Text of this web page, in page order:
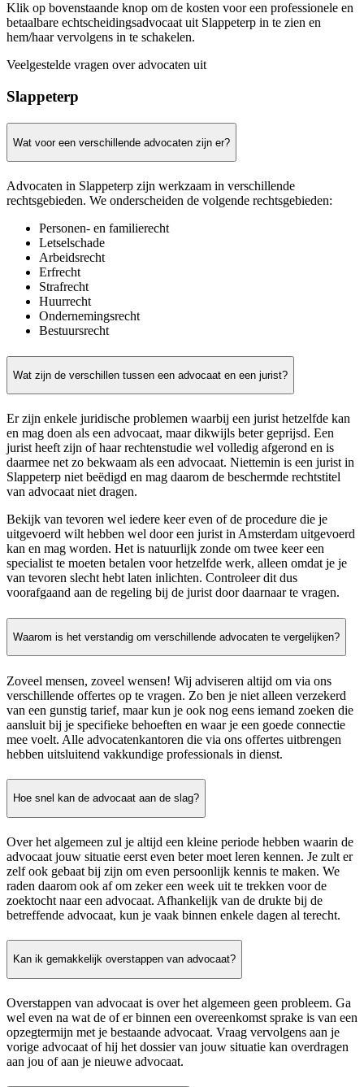
Klik op bovenstaande knop om de kosten voor een professionele en
betaalbare echtscheidingsadvocaat uit Slappeterp in te zien en
hem/haar vervolgens in te schakelen.
Veelgestelde vragen over advocaten uit
Slappeterp
Wat voor een verschillende advocaten zijn er?
Advocaten in Slappeterp zijn werkzaam in verschillende
rechtsgebieden. We onderscheiden de volgende rechtsgebieden:
Personen- en familierecht
Letselschade
Arbeidsrecht
Erfrecht
Strafrecht
Huurrecht
Ondernemingsrecht
Bestuursrecht
Wat zijn de verschillen tussen een advocaat en een jurist?
Er zijn enkele juridische problemen waarbij een jurist hetzelfde kan
en mag doen als een advocaat, maar dikwijls beter geprijsd. Een
jurist heeft zijn of haar rechtenstudie wel volledig afgerond en is
daarmee net zo bekwaam als een advocaat. Niettemin is een jurist in
Slappeterp niet beëdigd en mag daarom de beschermde rechtstitel
van advocaat niet dragen.
Bekijk van tevoren wel iedere keer even of de procedure die je
uitgevoerd wilt hebben wel door een jurist in Amsterdam uitgevoerd
kan en mag worden. Het is natuurlijk zonde om twee keer een
specialist te moeten betalen voor hetzelfde werk, alleen omdat je je
van tevoren slecht hebt laten inlichten. Controleer dit dus
voorafgaand aan de regeling bij de jurist door daarnaar te vragen.
Waarom is het verstandig om verschillende advocaten te vergelijken?
Zoveel mensen, zoveel wensen! Wij adviseren altijd om via ons
verschillende offertes op te vragen. Zo ben je niet alleen verzekerd
van een gunstig tarief, maar kun je ook nog eens iemand zoeken die
aansluit bij je specifieke behoeften en waar je een goede connectie
mee voelt. Alle advocatenkantoren die via ons offertes uitbrengen
hebben uitsluitend vakkundige professionals in dienst.
Hoe snel kan de advocaat aan de slag?
Over het algemeen zul je altijd een kleine periode hebben waarin de
advocaat jouw situatie eerst even beter moet leren kennen. Je zult er
zelf ook gebaat bij zijn om even persoonlijk kennis te maken. We
raden daarom ook af om zeker een week uit te trekken voor de
zoektocht naar een advocaat. Afhankelijk van de drukte bij de
betreffende advocaat, kun je vaak binnen enkele dagen al terecht.
Kan ik gemakkelijk overstappen van advocaat?
Overstappen van advocaat is over het algemeen geen probleem. Ga
wel even na wat de of er binnen een overeenkomst sprake is van een
opzegtermijn met je bestaande advocaat. Vraag vervolgens aan je
vorige advocaat of hij het dossier van jouw situatie kan overdragen
aan jou of aan je nieuwe advocaat.